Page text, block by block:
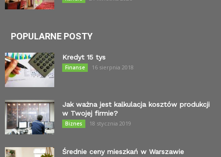
POPULARNE POSTY
Kredyt 15 tys
Finanse 16 sierpnia 2018
Jak ważna jest kalkulacja kosztów produkcji
w Twojej firmie?
Biznes 18 stycznia 2019
Średnie ceny mieszkań w Warszawie